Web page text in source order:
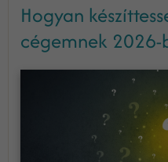
Hogyan
cégemnek 2026-